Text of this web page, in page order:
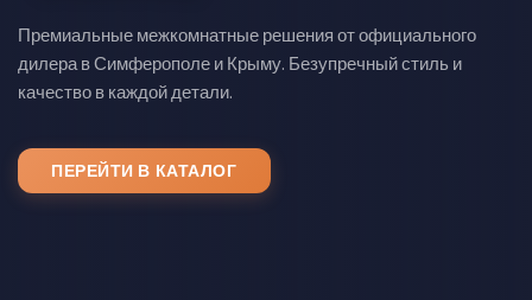
Премиальные межкомнатные решения от официального
дилера в Симферополе и Крыму. Безупречный стиль и
качество в каждой детали.
ПЕРЕЙТИ В КАТАЛОГ